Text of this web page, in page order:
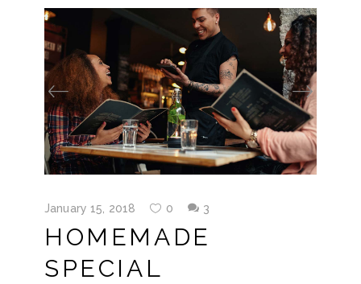
January 15, 2018 0 3
HOMEMADE
SPECIAL